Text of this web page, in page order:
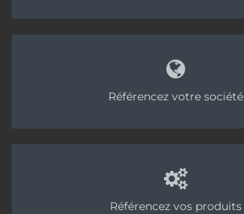
Référencez votre société
Référencez vos produits